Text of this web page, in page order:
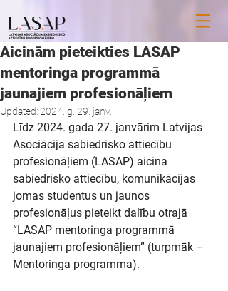
Aicinām pieteikties LASAP
mentoringa programmā
jaunajiem profesionāļiem
Updated:2024. g. 29. janv.
Līdz 2024. gada 27. janvārim Latvijas
Asociācija sabiedrisko attiecību
profesionāļiem (LASAP) aicina
sabiedrisko attiecību, komunikācijas
jomas studentus un jaunos
profesionāļus pieteikt dalību otrajā
“LASAP mentoringa programmā
jaunajiem profesionāļiem” (turpmāk –
Mentoringa programma).